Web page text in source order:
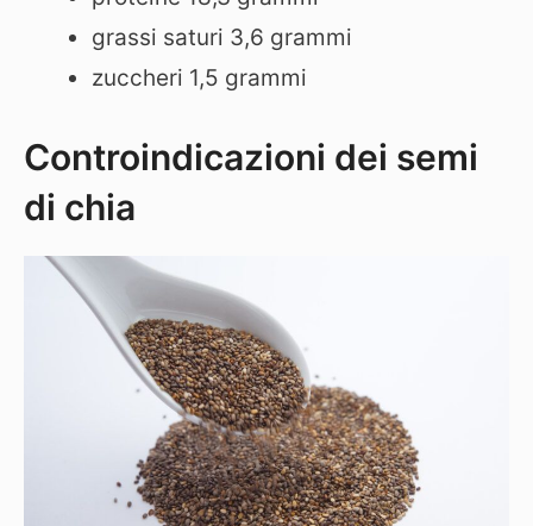
grassi saturi 3,6 grammi
zuccheri 1,5 grammi
Controindicazioni dei semi
di chia